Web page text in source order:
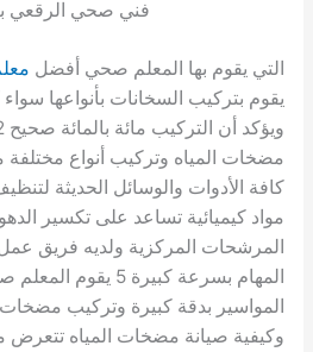
فني صحي الرقعي
التي يقوم بها المعلم صحي أفضل
يقوم بتركيب السخانات بأنواعها
كافة الأدوات والوسائل الحديثة
المرشحات المركزية ولديه فريق
المهام بسرعة كبيرة
المواسير بدقة كبيرة وتركيب
وكيفية صيانة مضخات المياه تتعرض